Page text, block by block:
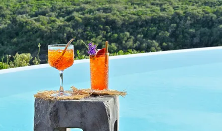
Bonifacio
Plages
Des Activités en Corse
Informations
Contact
Conditions générales de vente
Galerie